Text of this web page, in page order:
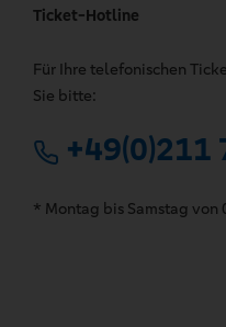
Ticket-Hotline
Für Ihre telefonischen
Sie bitte:
+49(0)211
* Montag bis Samstag von